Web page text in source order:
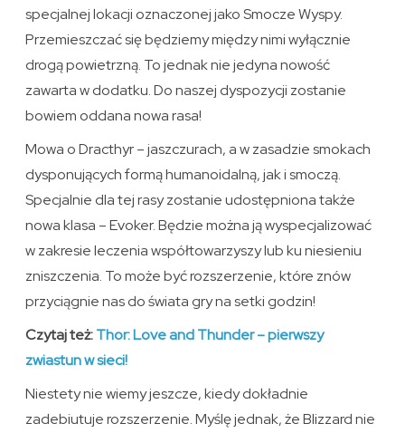
specjalnej lokacji oznaczonej jako Smocze Wyspy.
Przemieszczać się będziemy między nimi wyłącznie
drogą powietrzną. To jednak nie jedyna nowość
zawarta w dodatku. Do naszej dyspozycji zostanie
bowiem oddana nowa rasa!
Mowa o Dracthyr – jaszczurach, a w zasadzie smokach
dysponujących formą humanoidalną, jak i smoczą.
Specjalnie dla tej rasy zostanie udostępniona także
nowa klasa – Evoker. Będzie można ją wyspecjalizować
w zakresie leczenia współtowarzyszy lub ku niesieniu
zniszczenia. To może być rozszerzenie, które znów
przyciągnie nas do świata gry na setki godzin!
Czytaj też:Thor: Love and Thunder – pierwszy
zwiastun w sieci!
Niestety nie wiemy jeszcze, kiedy dokładnie
zadebiutuje rozszerzenie. Myślę jednak, że Blizzard nie